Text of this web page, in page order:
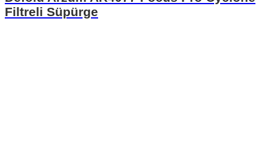
Filtreli Süpürge